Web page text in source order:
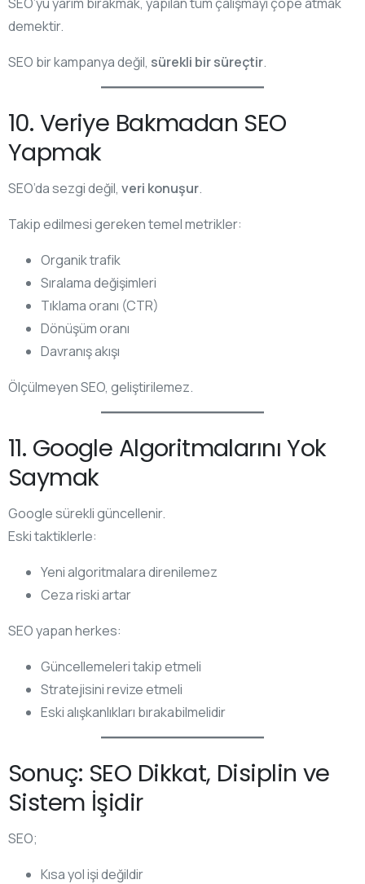
demektir.
SEO bir kampanya değil, sürekli bir süreçtir.
10. Veriye Bakmadan SEO
Yapmak
SEO’da sezgi değil, veri konuşur.
Takip edilmesi gereken temel metrikler:
Organik trafik
Sıralama değişimleri
Tıklama oranı (CTR)
Dönüşüm oranı
Davranış akışı
Ölçülmeyen SEO, geliştirilemez.
11. Google Algoritmalarını Yok
Saymak
Google sürekli güncellenir.
Eski taktiklerle:
Yeni algoritmalara direnilemez
Ceza riski artar
SEO yapan herkes:
Güncellemeleri takip etmeli
Stratejisini revize etmeli
Eski alışkanlıkları bırakabilmelidir
Sonuç: SEO Dikkat, Disiplin ve
Sistem İşidir
SEO;
Kısa yol işi değildir